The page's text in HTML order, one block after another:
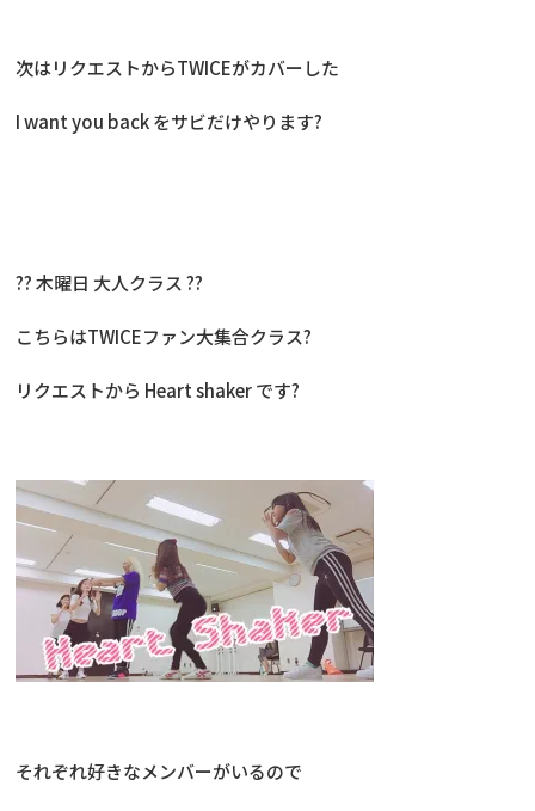
次はリクエストからTWICEがカバーした
I want you back をサビだけやります?
?? 木曜日 大人クラス ??
こちらはTWICEファン大集合クラス?
リクエストから Heart shaker です?
それぞれ好きなメンバーがいるので